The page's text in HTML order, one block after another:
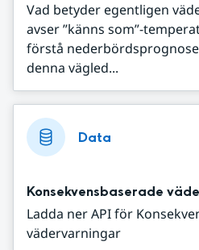
Vad betyder egentligen
avser ”känns som”-
förstå
denna vägled...
Data
Konsekvensbaserade
Ladda ner API för
vädervarningar